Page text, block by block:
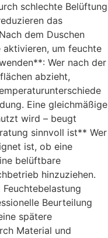
schlechte Belüftung
das
dem Duschen
um feuchte
Wer nach der
abzieht,
Eine gleichmäßige
wird – beugt
sinnvoll ist** Wer
ist, ob eine
belüftbare
hinzuziehen.
Beurteilung
spätere
Material und